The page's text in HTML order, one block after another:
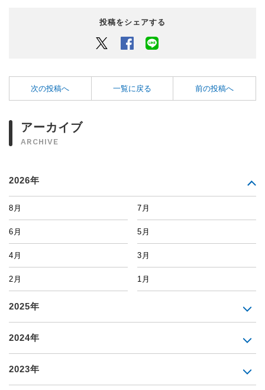
投稿をシェアする
Twitter Facebook
次の投稿へ 一覧に戻る 前の投稿へ
アーカイブ
ARCHIVE
2026年
8月 7月
6月 5月
4月 3月
2月 1月
2025年
2024年
2023年